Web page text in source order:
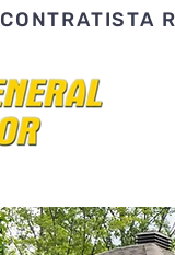
CONTRATISTA